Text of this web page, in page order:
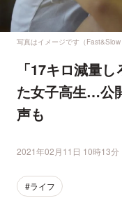
写真はイメージです（Fast&Slow
「17キロ減量
た女子高生…公
声も
2021年02月11日 10時13分
#ライフ